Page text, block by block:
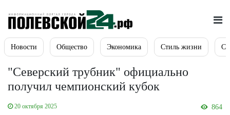
Новости Общество Экономика Стиль жизни
"Северский трубник" официально
получил чемпионский кубок
20 октября 2025 864